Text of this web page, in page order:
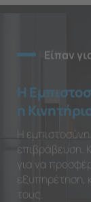
Είπαν
Η
η
Η
επιβράβευση.
για να
εξυπηρέτηση,
τους.